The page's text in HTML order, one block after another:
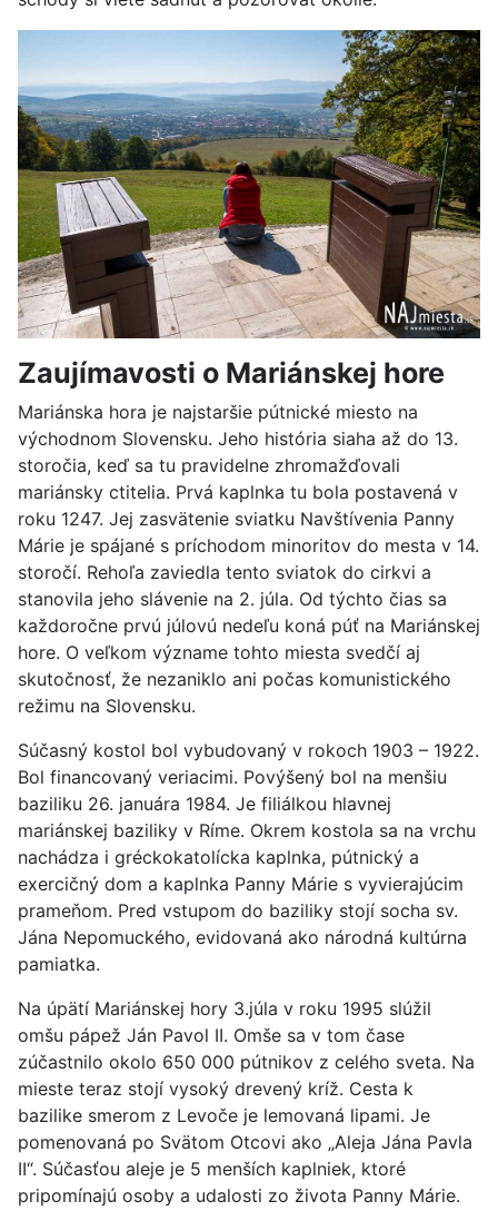
Zaujímavosti o Mariánskej hore
Mariánska hora je najstaršie pútnické miesto na
východnom Slovensku. Jeho história siaha až do 13.
storočia, keď sa tu pravidelne zhromažďovali
mariánsky ctitelia. Prvá kaplnka tu bola postavená v
roku 1247. Jej zasvätenie sviatku Navštívenia Panny
Márie je spájané s príchodom minoritov do mesta v 14.
storočí. Rehoľa zaviedla tento sviatok do cirkvi a
stanovila jeho slávenie na 2. júla. Od týchto čias sa
každoročne prvú júlovú nedeľu koná púť na Mariánskej
hore. O veľkom význame tohto miesta svedčí aj
skutočnosť, že nezaniklo ani počas komunistického
režimu na Slovensku.
Súčasný kostol bol vybudovaný v rokoch 1903 – 1922.
Bol financovaný veriacimi. Povýšený bol na menšiu
baziliku 26. januára 1984. Je filiálkou hlavnej
mariánskej baziliky v Ríme. Okrem kostola sa na vrchu
nachádza i gréckokatolícka kaplnka, pútnický a
exercičný dom a kaplnka Panny Márie s vyvierajúcim
prameňom. Pred vstupom do baziliky stojí socha sv.
Jána Nepomuckého, evidovaná ako národná kultúrna
pamiatka.
Na úpätí Mariánskej hory 3.júla v roku 1995 slúžil
omšu pápež Ján Pavol II. Omše sa v tom čase
zúčastnilo okolo 650 000 pútnikov z celého sveta. Na
mieste teraz stojí vysoký drevený kríž. Cesta k
bazilike smerom z Levoče je lemovaná lipami. Je
pomenovaná po Svätom Otcovi ako „Aleja Jána Pavla
II“. Súčasťou aleje je 5 menších kaplniek, ktoré
pripomínajú osoby a udalosti zo života Panny Márie.